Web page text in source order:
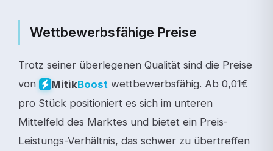
Wettbewerbsfähige Preise
Trotz seiner überlegenen Qualität sind die Preise
von
MitikBoost wettbewerbsfähig. Ab 0,01€
pro Stück positioniert es sich im unteren
Mittelfeld des Marktes und bietet ein Preis-
Leistungs-Verhältnis, das schwer zu übertreffen